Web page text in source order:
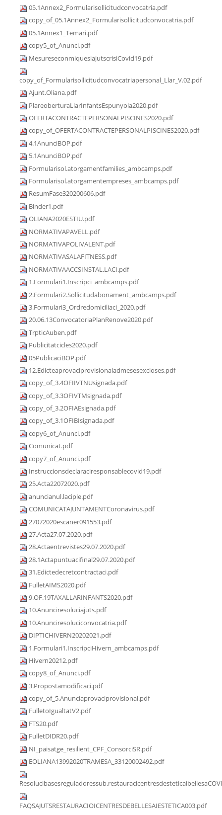
05.1Annex2_Formularisollicitudconvocatria.pdf
copy_of_05.1Annex2_Formularisollicitudconvocatria.pdf
05.1Annex1_Temari.pdf
copy5_of_Anunci.pdf
MesureseconmiquesiajutscrisiCovid19.pdf
copy_of_Formularisollicitudconvocatriapersonal_Llar_V.02.pdf
Ajunt.Oliana.pdf
PlareoberturaLlarInfantsEspunyola2020.pdf
OFERTACONTRACTEPERSONALPISCINES2020.pdf
copy_of_OFERTACONTRACTEPERSONALPISCINES2020.pdf
4.1AnunciBOP.pdf
5.1AnunciBOP.pdf
Formularisol.atorgamentfamilies_ambcamps.pdf
Formularisol.atorgamentempreses_ambcamps.pdf
ResumFase320200606.pdf
Binder1.pdf
OLIANA2020ESTIU.pdf
NORMATIVAPAVELL.pdf
NORMATIVAPOLIVALENT.pdf
NORMATIVASALAFITNESS.pdf
NORMATIVAACCSINSTAL.LACI.pdf
1.Formulari1.Inscripci_ambcamps.pdf
2.Formulari2.Sollicitudabonament_ambcamps.pdf
3.Formulari3_Ordredomiciliaci_2020.pdf
20.06.13ConvocatoriaPlanRenove2020.pdf
TrpticAuben.pdf
Publicitatcicles2020.pdf
05PublicaciBOP.pdf
12.Edicteaprovaciprovisionaladmesesexcloses.pdf
copy_of_3.4OFIIVTNUsignada.pdf
copy_of_3.3OFIVTMsignada.pdf
copy_of_3.2OFIAEsignada.pdf
copy_of_3.1OFIBIsignada.pdf
copy6_of_Anunci.pdf
Comunicat.pdf
copy7_of_Anunci.pdf
Instruccionsdeclaraciresponsablecovid19.pdf
25.Acta22072020.pdf
anuncianul.laciple.pdf
COMUNICATAJUNTAMENTCoronavirus.pdf
27072020escaner091553.pdf
27.Acta27.07.2020.pdf
28.Actaentrevistes29.07.2020.pdf
28.1Actapuntuacifinal29.07.2020.pdf
31.Edictedecretcontractaci.pdf
FulletAIMS2020.pdf
9.OF.19TAXALLARINFANTS2020.pdf
10.Anunciresoluciajuts.pdf
10.Anunciresoluciconvocatria.pdf
DIPTICHIVERN20202021.pdf
1.Formulari1.InscripciHivern_ambcamps.pdf
Hivern20212.pdf
copy8_of_Anunci.pdf
3.Propostamodificaci.pdf
copy_of_5.Anunciaprovaciprovisional.pdf
FulletoIgualtatV2.pdf
FTS20.pdf
FulletDIDR20.pdf
NI_paisatge_resilient_CPF_ConsorciSR.pdf
EOLIANA13992020TRAMESA_33120002492.pdf
FAQSAJUTSRESTAURACIOICENTRESDEBELLESAIESTETICA003.pdf